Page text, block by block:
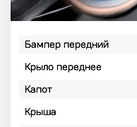
Бампер передний
Крыло переднее
Капот
Крыша